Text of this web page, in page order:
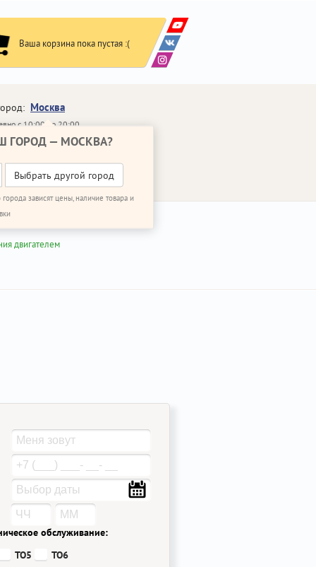
Ваша корзина пока пустая :(
Москва
ГОРОД — МОСКВА?
Выбрать другой город
зависят цены, наличие товара и
с 10:00 до 20:00
648-64-30
МНЕ
двигателем
обслуживание:
ТО5 ТО6